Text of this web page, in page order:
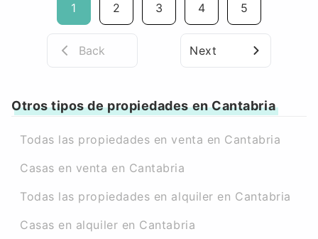
1 2 3 4 5
Back Next
Otros tipos de propiedades en Cantabria
Todas las propiedades en venta en Cantabria
Casas en venta en Cantabria
Todas las propiedades en alquiler en Cantabria
Casas en alquiler en Cantabria